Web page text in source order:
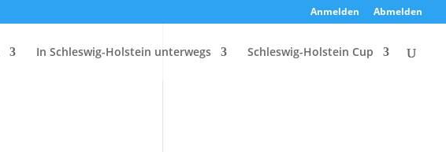
Anmelden Abmelden
In Schleswig-Holstein unterwegs Schleswig-Holstein Cup